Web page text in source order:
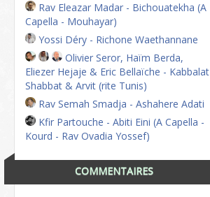
Rav Eleazar Madar - Bichouatekha (A
Capella - Mouhayar)
Yossi Déry - Richone Waethannane
Olivier Seror, Haïm Berda,
Eliezer Hejaje & Eric Bellaïche - Kabbalat
Shabbat & Arvit (rite Tunis)
Rav Semah Smadja - Ashahere Adati
Kfir Partouche - Abiti Eini (A Capella -
Kourd - Rav Ovadia Yossef)
COMMENTAIRES